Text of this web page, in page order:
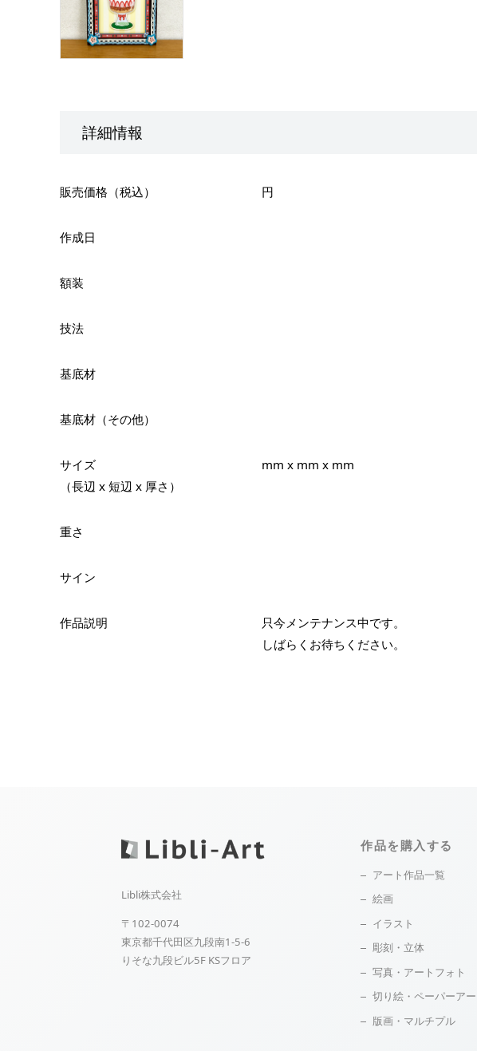
詳細情報
販売価格（税込） 円
作成日
額装
技法
基底材
基底材（その他）
サイズ
（長辺 x 短辺 x 厚さ）
mm x mm x mm
重さ
サイン
作品説明
只今メンテナンス中です。
しばらくお待ちください。
Libli株式会社
〒102-0074
東京都千代田区九段南1-5-6
りそな九段ビル5F KSフロア
作品を購入する
アート作品一覧
絵画
イラスト
彫刻・立体
写真・アートフォト
切り絵・ペーパーアー
版画・マルチプル